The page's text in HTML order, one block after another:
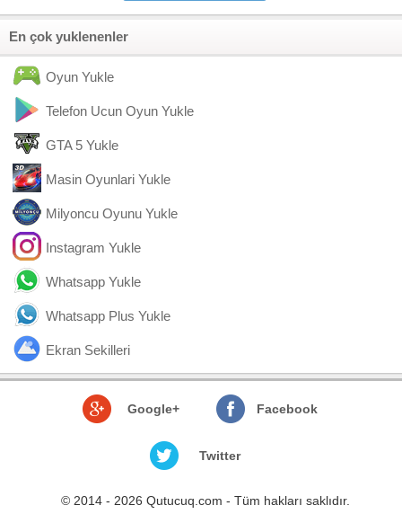
En çok yuklenenler
Oyun Yukle
Telefon Ucun Oyun Yukle
GTA 5 Yukle
Masin Oyunlari Yukle
Milyoncu Oyunu Yukle
Instagram Yukle
Whatsapp Yukle
Whatsapp Plus Yukle
Ekran Sekilleri
Google+ Facebook
Twitter
© 2014 - 2026 Qutucuq.com - Tüm hakları saklıdır.